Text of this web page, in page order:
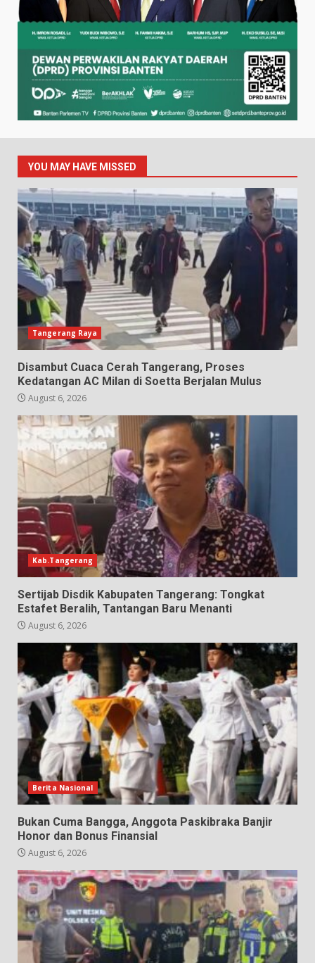
YOU MAY HAVE MISSED
Tangerang Raya
Disambut Cuaca Cerah Tangerang, Proses
Kedatangan AC Milan di Soetta Berjalan Mulus
August 6, 2026
Kab.Tangerang
Sertijab Disdik Kabupaten Tangerang: Tongkat
Estafet Beralih, Tantangan Baru Menanti
August 6, 2026
Berita Nasional
Bukan Cuma Bangga, Anggota Paskibraka Banjir
Honor dan Bonus Finansial
August 6, 2026